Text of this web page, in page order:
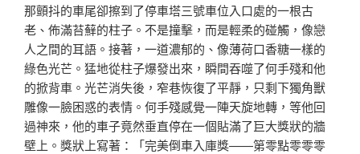
那顫抖的車尾卻擦到了停車塔三號車位入口處的一根古
老、佈滿苔蘚的柱子。不是撞擊，而是輕柔的碰觸，像戀
人之間的耳語。接著，一道濃郁的、像薄荷口香糖一樣的
綠色光芒。猛地從柱子爆發出來，瞬間吞噬了何手殘和他
的掀背車。光芒消失後，窄巷恢復了平靜，只剩下獨角獸
雕像一臉困惑的表情。何手殘感覺一陣天旋地轉，等他回
過神來，他的車子竟然垂直停在一個貼滿了巨大獎狀的牆
壁上。獎狀上寫著：「完美倒車入庫獎——第零點零零零